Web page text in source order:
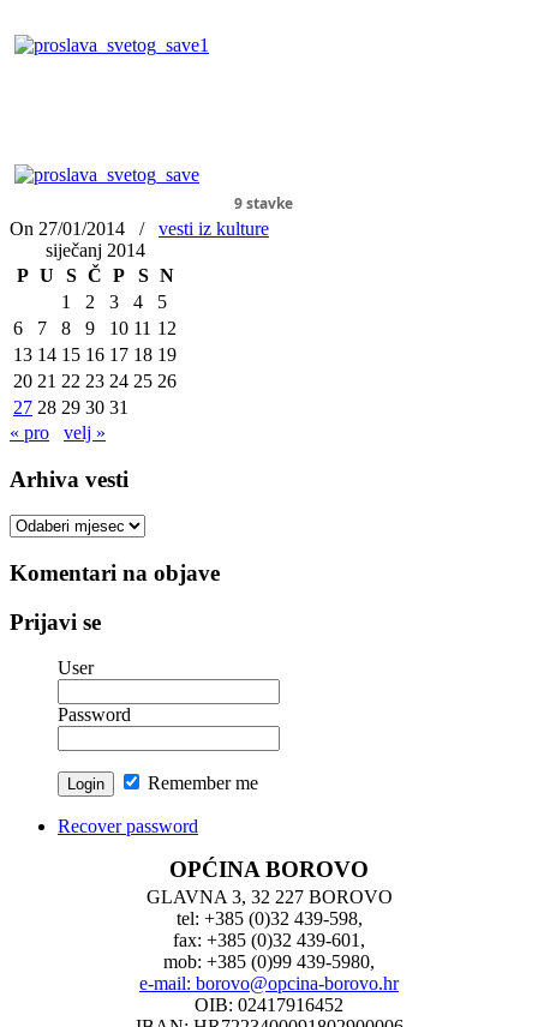
9 stavke
On 27/01/2014
/
vesti iz kulture
siječanj 2014
P U S Č P S N
1
2 3 4
5
6
7 8 9 10 11 12
13 14 15 16 17 18 19
20 21 22 23 24 25 26
27 28 29 30 31
« pro
velj »
Arhiva vesti
Arhiva
Komentari na objave
Prijavi se
User
Password
Remember me
Recover password
OPĆINA BOROVO
GLAVNA 3, 32 227 BOROVO
tel: +385 (0)32 439-598,
fax: +385 (0)32 439-601,
mob: +385 (0)99 439-5980,
e-mail: borovo@opcina-borovo.hr
OIB: 02417916452